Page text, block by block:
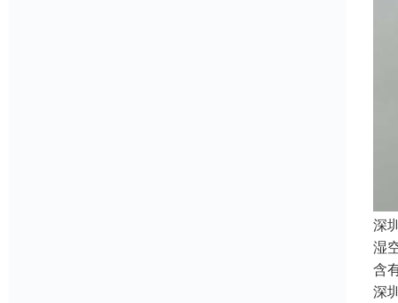
深
湿
含
深